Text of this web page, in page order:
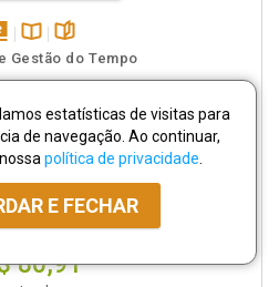
Disponível
na
páginas
Gestão do Tempo
Teodoro de Paula
1
162
IMPRESSA
80,91
estatísticas de visitas para
de navegação. Ao continuar,
política de privacidade
E FECHAR